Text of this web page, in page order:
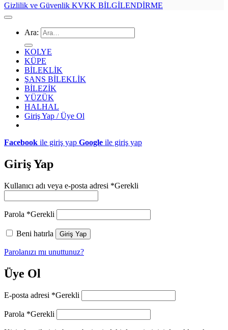
Gizlilik ve Güvenlik KVKK BİLGİLENDİRME
Ara:
KOLYE
KÜPE
BİLEKLİK
ŞANS BİLEKLİK
BİLEZİK
YÜZÜK
HALHAL
Giriş Yap / Üye Ol
Facebook ile giriş yap Google ile giriş yap
Giriş Yap
Kullanıcı adı veya e-posta adresi *Gerekli
Parola *Gerekli
Beni hatırla Giriş Yap
Parolanızı mı unuttunuz?
Üye Ol
E-posta adresi *Gerekli
Parola *Gerekli